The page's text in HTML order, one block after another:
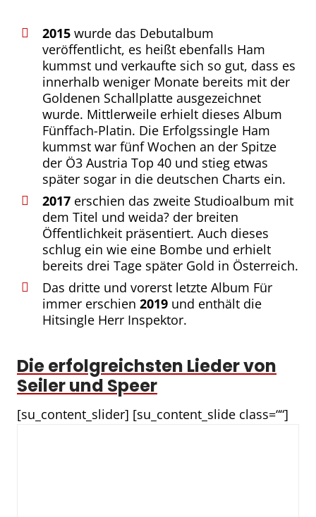
2015 wurde das Debutalbum
veröffentlicht, es heißt ebenfalls Ham
kummst und verkaufte sich so gut, dass es
innerhalb weniger Monate bereits mit der
Goldenen Schallplatte ausgezeichnet
wurde. Mittlerweile erhielt dieses Album
Fünffach-Platin. Die Erfolgssingle Ham
kummst war fünf Wochen an der Spitze
der Ö3 Austria Top 40 und stieg etwas
später sogar in die deutschen Charts ein.
2017 erschien das zweite Studioalbum mit
dem Titel und weida? der breiten
Öffentlichkeit präsentiert. Auch dieses
schlug ein wie eine Bombe und erhielt
bereits drei Tage später Gold in Österreich.
Das dritte und vorerst letzte Album Für
immer erschien 2019 und enthält die
Hitsingle Herr Inspektor.
Die erfolgreichsten Lieder von
Seiler und Speer
[su_content_slider] [su_content_slide class=““]